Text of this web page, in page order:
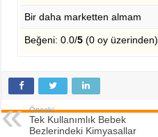
Bir daha marketten almam
Beğeni: 0.0/5(0 oy üzerinden)
Önceki
Tek Kullanımlık Bebek
Bezlerindeki Kimyasallar